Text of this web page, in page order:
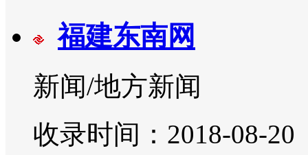
福建东南网
新闻/地方新闻
收录时间：2018-08-20